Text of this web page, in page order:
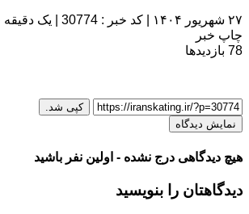
| کد خبر : 30774 |یک دقیقه خواندن
کپی شد.
درج نشده - اولین نفر باشید
را بنویسید